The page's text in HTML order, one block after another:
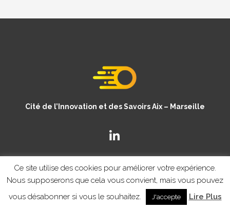
Cité de l’Innovation et des Savoirs Aix – Marseille
© Copyright CISAM 2020- MENTIONS LEGALES
Ce site utilise des cookies pour améliorer votre expérience.
Nous supposerons que cela vous convient, mais vous pouvez
vous désabonner si vous le souhaitez.
J'accepte Lire Plus